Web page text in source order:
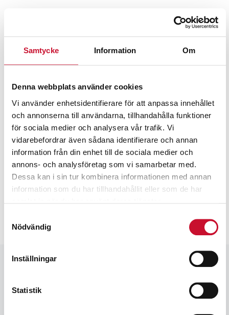
Samtycke Information Om
Denna webbplats använder cookies
Vi använder enhetsidentifierare för att anpassa innehållet
och annonserna till användarna, tillhandahålla funktioner
för sociala medier och analysera vår trafik. Vi
vidarebefordrar även sådana identifierare och annan
information från din enhet till de sociala medier och
annons- och analysföretag som vi samarbetar med.
Dessa kan i sin tur kombinera informationen med annan
information som du har tillhandahållit eller som de har
Nödvändig
Inställningar
Statistik
3,260.00kr Exkl. moms
Prenumerera på vårt nyhetsbrev för att ta del av
specialerbjudanden, rabatter och nyheter.